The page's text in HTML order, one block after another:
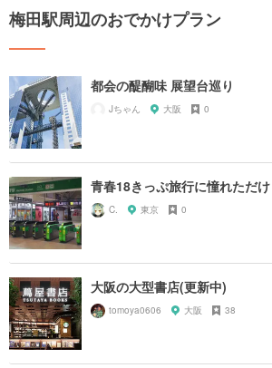
梅田駅周辺のおでかけプラン
都会の醍醐味 展望台巡り
Jちゃん 大阪 0
青春18きっぷ旅行に憧れただけ
C. 東京 0
大阪の大型書店(更新中)
tomoya0606 大阪 38